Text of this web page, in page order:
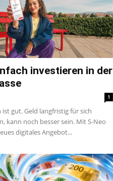
investieren in der
1
ist gut. Geld langfristig für sich
kann noch besser sein. Mit S-Neo
digitales Angebot...